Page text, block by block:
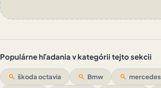
Populárne hľadania v kategórii tejto sekcii
search škoda octavia search Bmw search mercedes